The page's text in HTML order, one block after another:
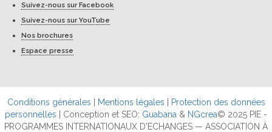
Suivez-nous sur Facebook
Suivez-nous sur YouTube
Nos brochures
Espace presse
Conditions générales Mentions légales
Protection des données
personnelles | Conception et SEO: Guabana & NGcrea© 2025 PIE -
PROGRAMMES INTERNATIONAUX D'ECHANGES — ASSOCIATION À